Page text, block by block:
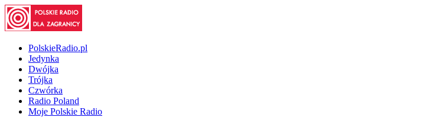
PolskieRadio.pl
Jedynka
Dwójka
Trójka
Czwórka
Radio Poland
Moje Polskie Radio